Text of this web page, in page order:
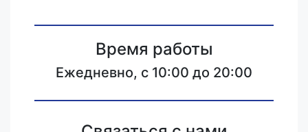
Время работы
Ежедневно, с 10:00 до 20:00